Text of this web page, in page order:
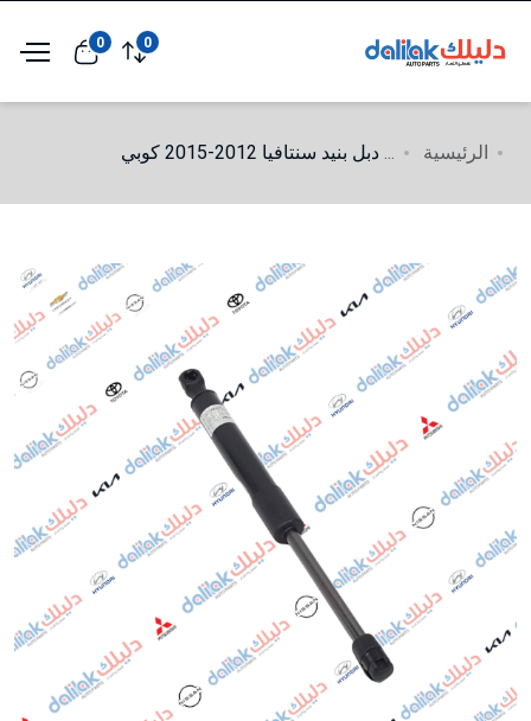
0
0
الرئيسية ... دبل بنيد سنتافيا 2012-2015 كوبي